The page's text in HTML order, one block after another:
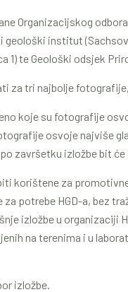
Organizacijskog
geološki institut
1) te Geološki odsjek
za tri najbolje
koje su fotografije
osvoje najviše
završetku izložbe bit će
korištene za
potrebe HGD-a, bez
izložbe u organizaciji
na terenima i u
izložbe.